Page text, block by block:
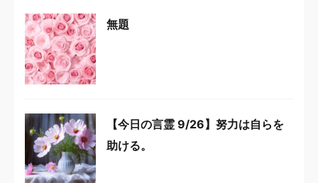
無題
【今日の言霊 9/26】努力は自らを
助ける。